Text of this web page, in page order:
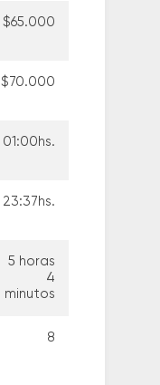
$65.000
$70.000
01:00hs.
23:37hs.
5 horas
4
minutos
8